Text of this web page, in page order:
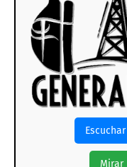
Escuchar
Mirar